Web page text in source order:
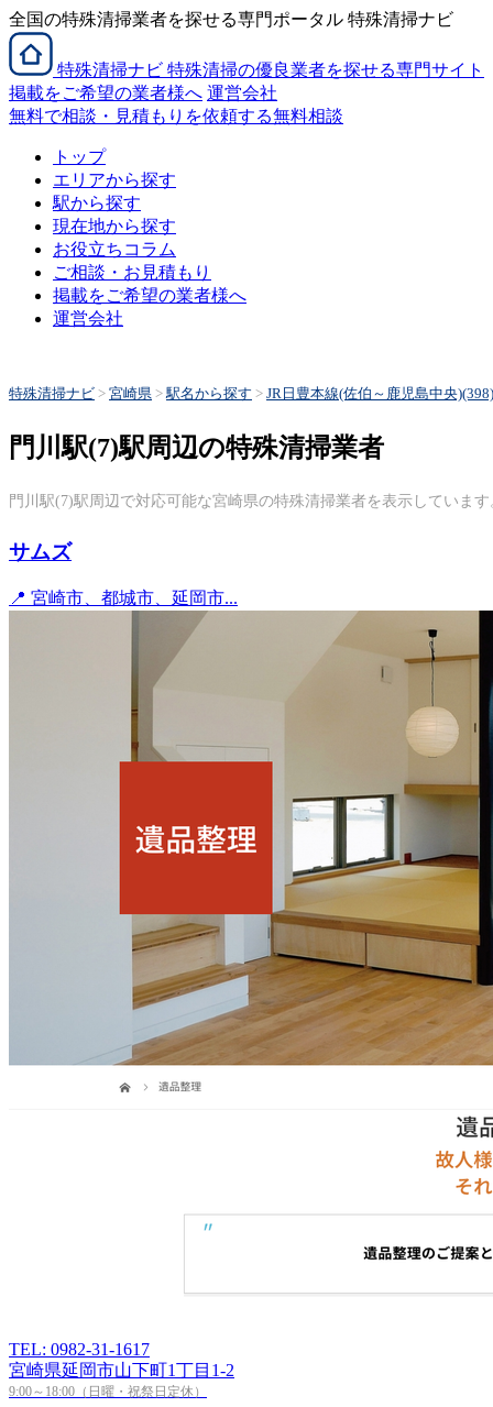
全国の特殊清掃業者を探せる専門ポータル 特殊清掃ナビ
特殊清掃ナビ 特殊清掃の優良業者を探せる専門サイト
掲載をご希望の業者様へ 運営会社
無料で相談・見積もりを依頼する無料相談
トップ
エリアから探す
駅から探す
現在地から探す
お役立ちコラム
ご相談・お見積もり
掲載をご希望の業者様へ
運営会社
特殊清掃ナビ > 宮崎県 >駅名から探す > JR日豊本線(佐伯～鹿児島中央)(398)
門川駅(7)駅周辺の特殊清掃業者
門川駅(7)駅周辺で対応可能な宮崎県の特殊清掃業者を表示しています
サムズ
📍 宮崎市、都城市、延岡市...
TEL: 0982-31-1617
宮崎県延岡市山下町1丁目1-2
9:00～18:00（日曜・祝祭日定休）